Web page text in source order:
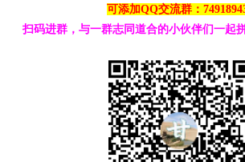
可添加QQ交流群：
扫码进群，与一群志同道合的小伙伴们一起